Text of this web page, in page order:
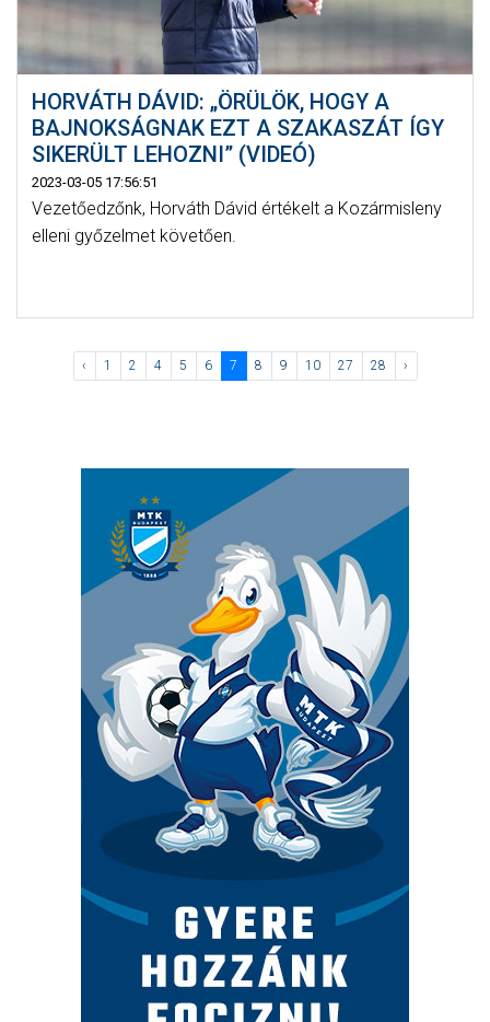
HORVÁTH DÁVID: „ÖRÜLÖK, HOGY A
BAJNOKSÁGNAK EZT A SZAKASZÁT ÍGY
SIKERÜLT LEHOZNI” (VIDEÓ)
2023-03-05 17:56:51
Vezetőedzőnk, Horváth Dávid értékelt a Kozármisleny
elleni győzelmet követően.
‹ 1 2 4 5 6 7 8 9 10 27 28 ›